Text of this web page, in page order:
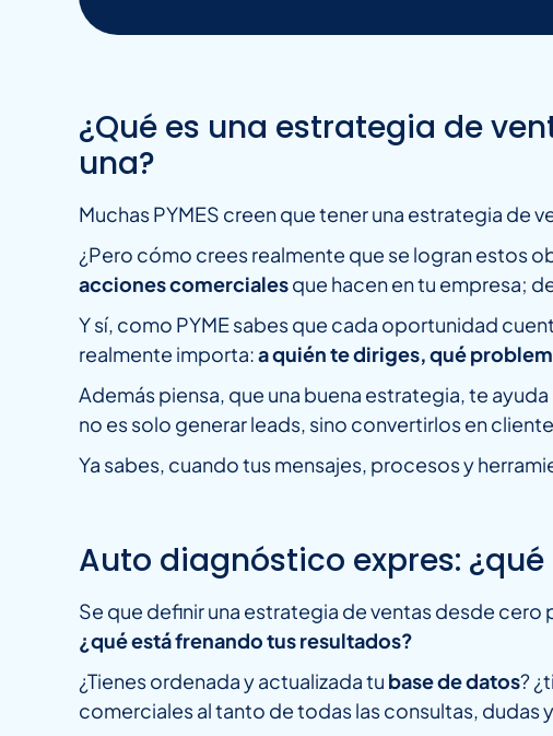
¿Qué es una estrategia de
una?
Muchas PYMES creen que tener una estrategia
¿Pero cómo crees realmente que se logran estos
acciones comercialesque hacen en tu empresa;
Y sí, como PYME sabes que cada oportunidad
realmente importa:a quién te diriges, qué
Además piensa, que una buena estrategia, te ayuda
no es solo generar leads, sino convertirlos en
Ya sabes, cuando tus mensajes, procesos y
Auto diagnóstico expres:
Se que definir una estrategia de ventas desde
¿qué está frenando tus resultados?
¿Tienes ordenada y actualizada tu base de datos?
comerciales al tanto de todas las consultas, dudas